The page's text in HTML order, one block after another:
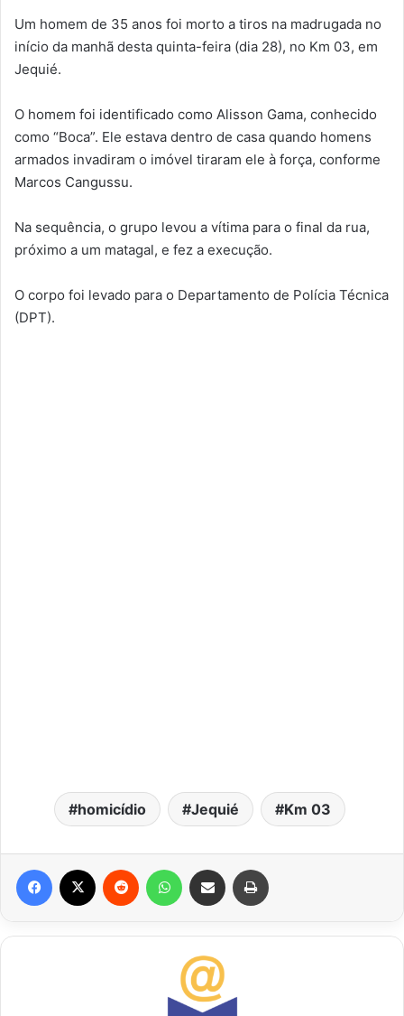
Um homem de 35 anos foi morto a tiros na madrugada no
início da manhã desta quinta-feira (dia 28), no Km 03, em
Jequié.
O homem foi identificado como Alisson Gama, conhecido
como “Boca”. Ele estava dentro de casa quando homens
armados invadiram o imóvel tiraram ele à força, conforme
Marcos Cangussu.
Na sequência, o grupo levou a vítima para o final da rua,
próximo a um matagal, e fez a execução.
O corpo foi levado para o Departamento de Polícia Técnica
(DPT).
homicídio Jequié Km 03
Facebook Reddit WhatsAppCompartilhar via e-mail